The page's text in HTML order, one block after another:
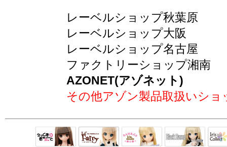
レーベルショップ秋葉原
レーベルショップ大阪
レーベルショップ名古屋
ファクトリーショップ湘南
AZONET(アゾネット)
その他アゾン製品取扱いショ